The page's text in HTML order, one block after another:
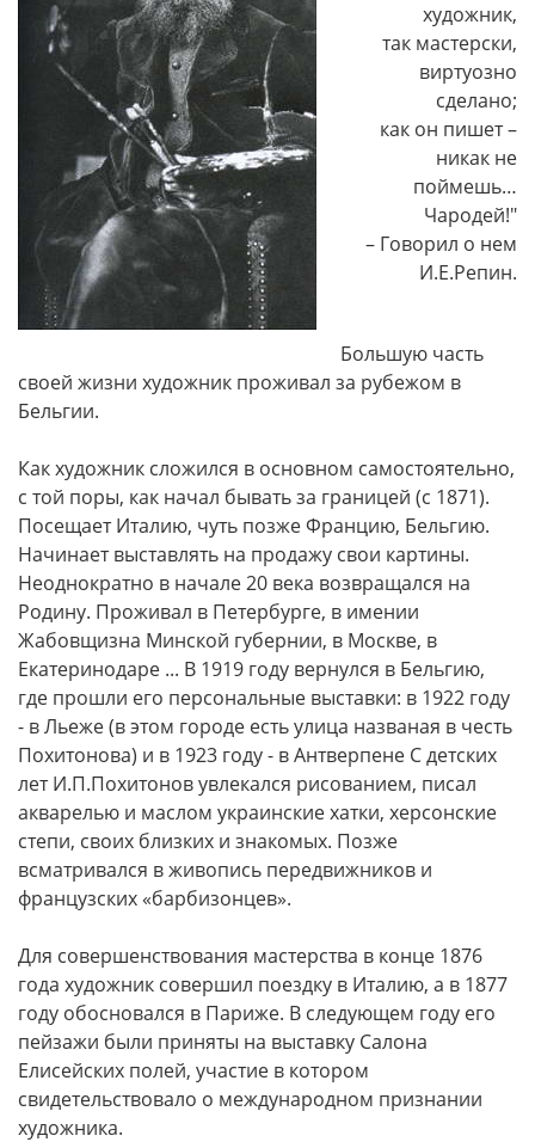
художник,
так мастерски,
виртуозно
сделано;
как он пишет –
никак не
поймешь…
Чародей!"
– Говорил о нем
И.Е.Репин.
Большую часть
своей жизни художник проживал за рубежом в
Бельгии.
Как художник сложился в основном самостоятельно,
с той поры, как начал бывать за границей (с 1871).
Посещает Италию, чуть позже Францию, Бельгию.
Начинает выставлять на продажу свои картины.
Неоднократно в начале 20 века возвращался на
Родину. Проживал в Петербурге, в имении
Жабовщизна Минской губернии, в Москве, в
Екатеринодаре ... В 1919 году вернулся в Бельгию,
где прошли его персональные выставки: в 1922 году
- в Льеже (в этом городе есть улица названая в честь
Похитонова) и в 1923 году - в Антверпене С детских
лет И.П.Похитонов увлекался рисованием, писал
акварелью и маслом украинские хатки, херсонские
степи, своих близких и знакомых. Позже
всматривался в живопись передвижников и
французских «барбизонцев».
Для совершенствования мастерства в конце 1876
года художник совершил поездку в Италию, а в 1877
году обосновался в Париже. В следующем году его
пейзажи были приняты на выставку Салона
Елисейских полей, участие в котором
свидетельствовало о международном признании
художника.